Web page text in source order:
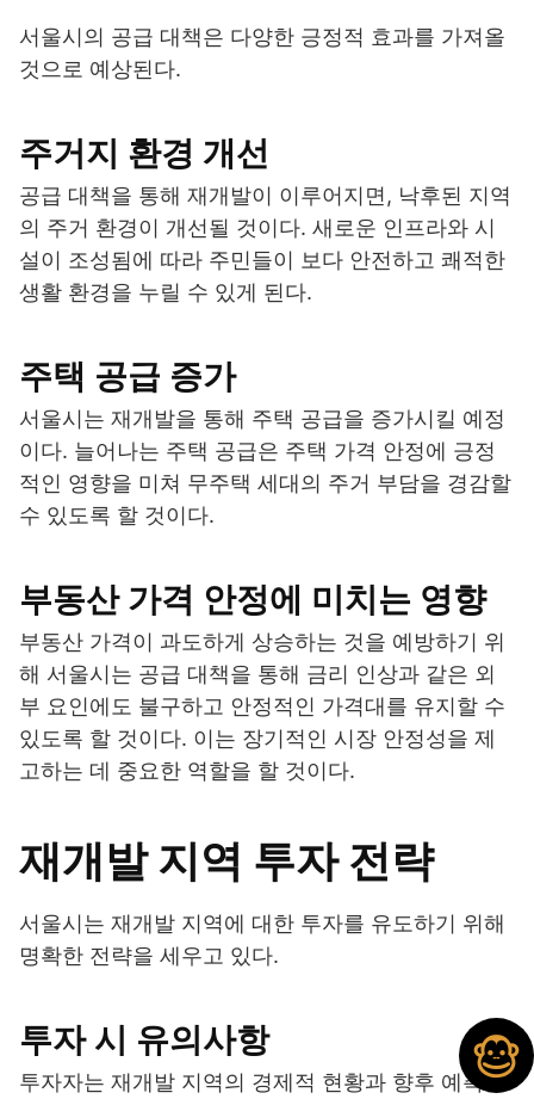
서울시의 공급 대책은 다양한 긍정적 효과를 가져올
것으로 예상된다.
주거지 환경 개선
공급 대책을 통해 재개발이 이루어지면, 낙후된 지역
의 주거 환경이 개선될 것이다. 새로운 인프라와 시
설이 조성됨에 따라 주민들이 보다 안전하고 쾌적한
생활 환경을 누릴 수 있게 된다.
주택 공급 증가
서울시는 재개발을 통해 주택 공급을 증가시킬 예정
이다. 늘어나는 주택 공급은 주택 가격 안정에 긍정
적인 영향을 미쳐 무주택 세대의 주거 부담을 경감할
수 있도록 할 것이다.
부동산 가격 안정에 미치는 영향
부동산 가격이 과도하게 상승하는 것을 예방하기 위
해 서울시는 공급 대책을 통해 금리 인상과 같은 외
부 요인에도 불구하고 안정적인 가격대를 유지할 수
있도록 할 것이다. 이는 장기적인 시장 안정성을 제
고하는 데 중요한 역할을 할 것이다.
재개발 지역 투자 전략
서울시는 재개발 지역에 대한 투자를 유도하기 위해
명확한 전략을 세우고 있다.
투자 시 유의사항
투자자는 재개발 지역의 경제적 현황과 향후 예측을